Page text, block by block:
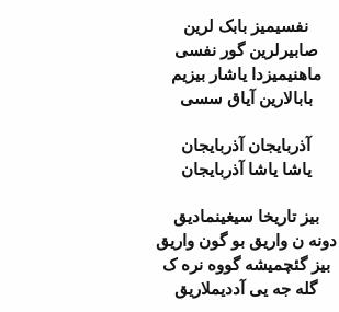
نفسیمیز بابک لرین
صابیرلرین گور نفسی
ماهنیمیزدا یاشار بیزیم
بابالارین آیاق سسی
آذربایجان آذربایجان
یاشا یاشا آذربایجان
بیز تاریخا سیغینمادیق
دونه ن واریق بو گون واریق
بیز گئچمیشه گووه نره ک
گله جه یی آددیملاریق